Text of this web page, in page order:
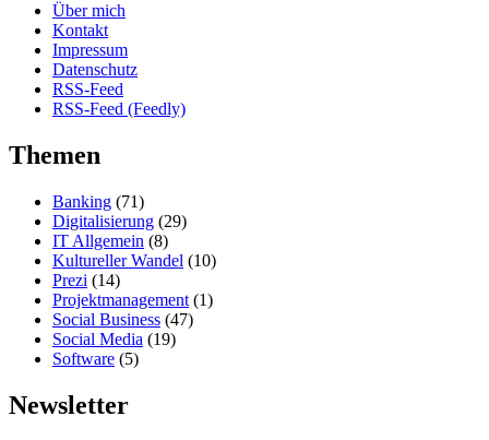
Über mich
Kontakt
Impressum
Datenschutz
RSS-Feed
RSS-Feed (Feedly)
Themen
Banking (71)
Digitalisierung (29)
IT Allgemein (8)
Kultureller Wandel (10)
Prezi (14)
Projektmanagement (1)
Social Business (47)
Social Media (19)
Software (5)
Newsletter